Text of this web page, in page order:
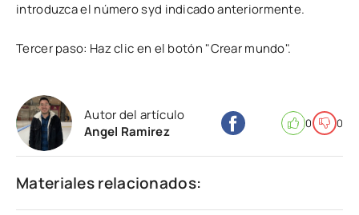
introduzca el número syd indicado anteriormente.
Tercer paso: Haz clic en el botón "Crear mundo".
Autor del artículo
Angel Ramirez
0 0
Materiales relacionados: